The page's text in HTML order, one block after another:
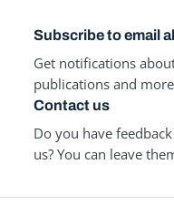
Subscribe to email
Get notifications
publications and more
Contact us
Do you have
us? You can leave